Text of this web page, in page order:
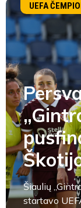
UEFA
Šiaulių
startavo